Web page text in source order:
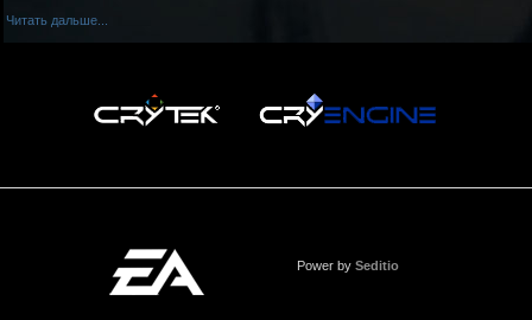
Читать дальше...
Power by Seditio